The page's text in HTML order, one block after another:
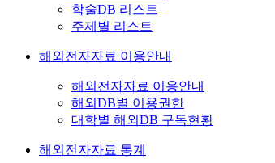
학술DB 리스트
주제별 리스트
해외전자자료 이용안내
해외전자자료 이용안내
해외DB별 이용권한
대학별 해외DB 구독현황
해외전자자료 통계